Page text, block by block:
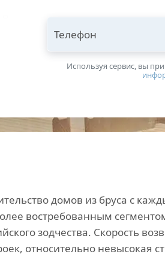
Телефон
Используя сервис, вы
домов из бруса с
востребованным
зодчества. Скорость
относительно невысокая